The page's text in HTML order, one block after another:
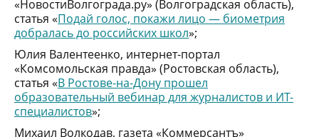
«НовостиВолгограда.ру» (Волгоградская область),
статья «Подай голос, покажи лицо — биометрия
добралась до российских школ»;
Юлия Валентеенко, интернет-портал
«Комсомольская правда» (Ростовская область),
статья «В Ростове-на-Дону прошел
образовательный вебинар для журналистов и ИТ-
специалистов»;
Михаил Волкодав, газета «Коммерсантъ»